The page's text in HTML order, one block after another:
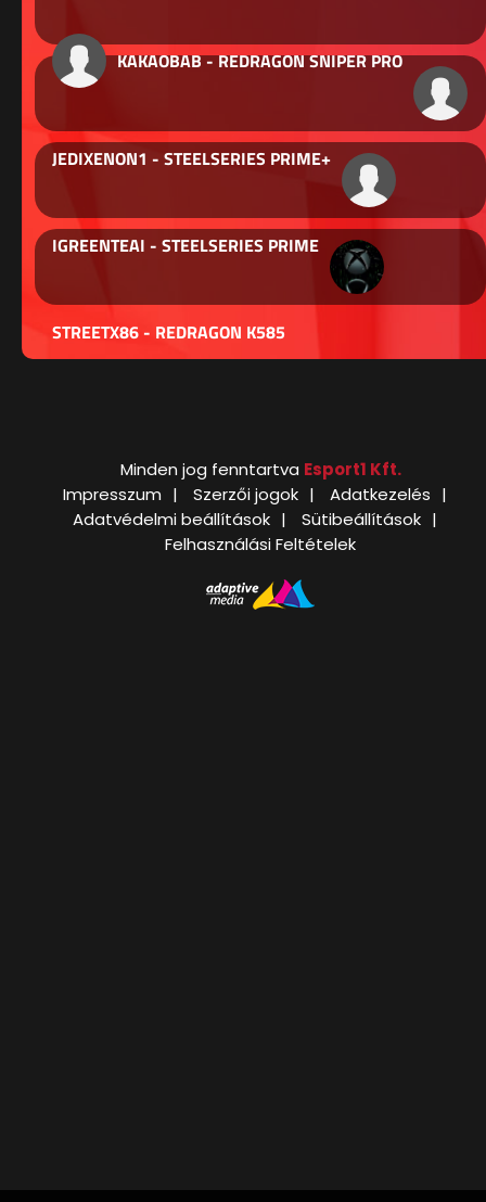
KAKAOBAB - REDRAGON SNIPER PRO
JEDIXENON1 - STEELSERIES PRIME+
IGREENTEAI - STEELSERIES PRIME
STREETX86 - REDRAGON K585
Minden jog fenntartva Esport1 Kft.
Impresszum
Szerzői jogok
Adatkezelés
Adatvédelmi beállítások
Sütibeállítások
Felhasználási Feltételek